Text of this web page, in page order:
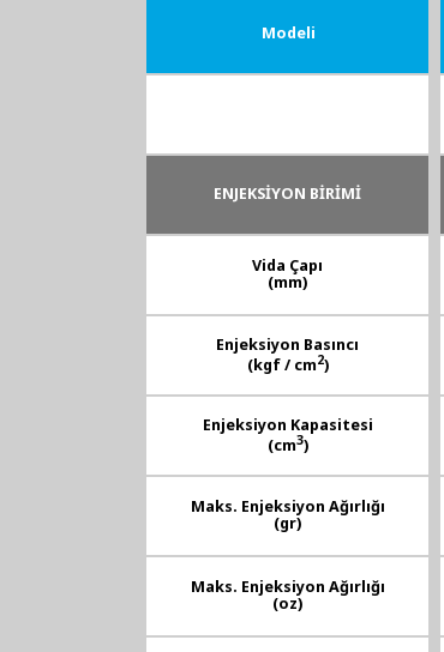
Modeli
ENJEKSİYON BİRİMİ
Vida Çapı
(mm)
Enjeksiyon Basıncı
(kgf / cm2)
Enjeksiyon Kapasitesi
(cm3)
Maks. Enjeksiyon Ağırlığı
(gr)
Maks. Enjeksiyon Ağırlığı
(oz)